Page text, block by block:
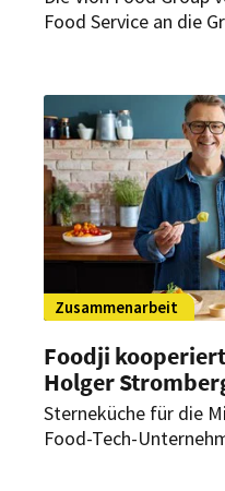
Food Service an die
Interview erläutert
die Hintergründe der
Chancen er für die
Zusammenarbeit
Foodji
Holger
Sterneküche für die
Food-Tech-